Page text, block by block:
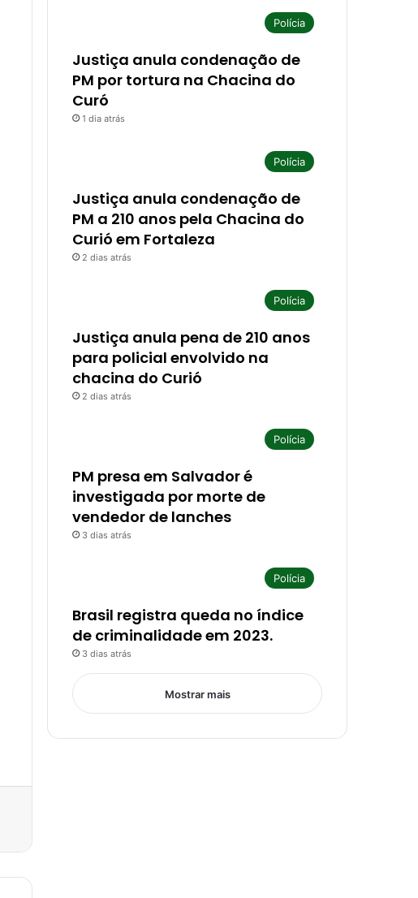
Polícia
Justiça anula condenação de
PM por tortura na Chacina do
Curó
1 dia atrás
Polícia
Justiça anula condenação de
PM a 210 anos pela Chacina do
Curió em Fortaleza
2 dias atrás
Polícia
Justiça anula pena de 210 anos
para policial envolvido na
chacina do Curió
2 dias atrás
Polícia
PM presa em Salvador é
investigada por morte de
vendedor de lanches
3 dias atrás
Polícia
Brasil registra queda no índice
de criminalidade em 2023.
3 dias atrás
Mostrar mais